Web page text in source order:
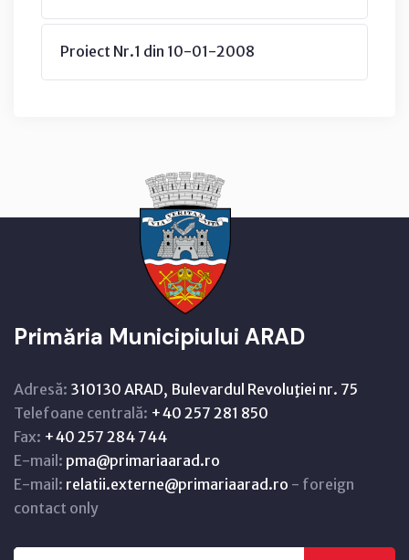
Proiect Nr.1 din 10-01-2008
Primăria Municipiului ARAD
Adresă: 310130 ARAD, Bulevardul Revoluţiei nr. 75
Telefoane centrală: +40 257 281 850
Fax: +40 257 284 744
E-mail: pma@primariaarad.ro
E-mail: relatii.externe@primariaarad.ro - foreign
contact only